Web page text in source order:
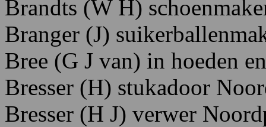
Brandts (W H)
Branger (J)
Bree (G J van) in hoeden en
Bresser (H) stukadoor N
Bresser (H J) verwer N